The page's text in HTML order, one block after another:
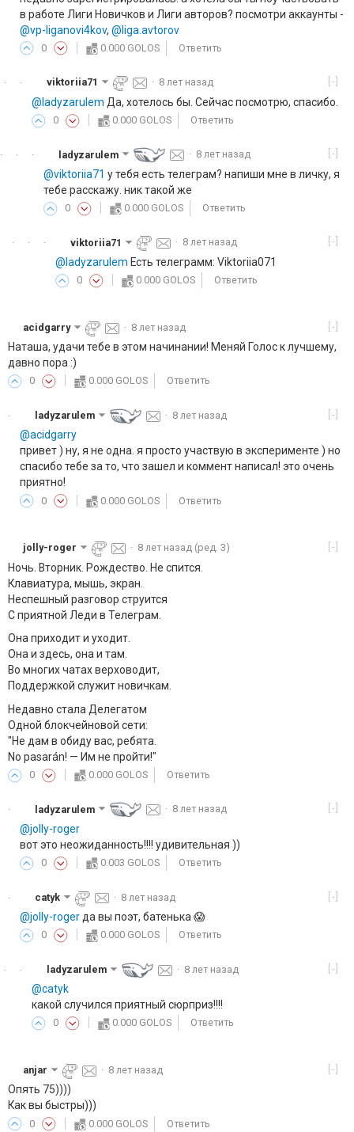
в работе Лиги Новичков и Лиги авторов? посмотри аккаунты -
@vp-liganovi4kov, @liga.avtorov
0 0.000 GOLOS Ответить
·
· [-]
viktoriia71 · 8 лет назад
@ladyzarulem Да, хотелось бы. Сейчас посмотрю, спасибо.
0 0.000 GOLOS Ответить
·
·
· [-]
ladyzarulem · 8 лет назад
@viktoriia71 у тебя есть телеграм? напиши мне в личку, я
тебе расскажу. ник такой же
0 0.000 GOLOS Ответить
·
·
· [-]
viktoriia71 · 8 лет назад
@ladyzarulem Есть телеграмм: Viktoriia071
0 0.000 GOLOS Ответить
[-]
acidgarry · 8 лет назад
Наташа, удачи тебе в этом начинании! Меняй Голос к лучшему,
давно пора :)
0 0.000 GOLOS Ответить
· [-]
ladyzarulem · 8 лет назад
@acidgarry
привет ) ну, я не одна. я просто участвую в эксперименте ) но
спасибо тебе за то, что зашел и коммент написал! это очень
приятно!
0 0.000 GOLOS Ответить
[-]
jolly-roger · 8 лет назад (ред. 3)
Ночь. Вторник. Рождество. Не спится.
Клавиатура, мышь, экран.
Неспешный разговор струится
С приятной Леди в Телеграм.
Она приходит и уходит.
Она и здесь, она и там.
Во многих чатах верховодит,
Поддержкой служит новичкам.
Недавно стала Делегатом
Одной блокчейновой сети:
"Не дам в обиду вас, ребята.
No pasarán! — Им не пройти!"
0 0.000 GOLOS Ответить
· [-]
ladyzarulem · 8 лет назад
@jolly-roger
вот это неожиданность!!!! удивительная ))
0 0.003 GOLOS Ответить
· [-]
catyk · 8 лет назад
@jolly-roger да вы поэт, батенька 😱
0 0.000 GOLOS Ответить
·
· [-]
ladyzarulem · 8 лет назад
@catyk
какой случился приятный сюрприз!!!!
0 0.000 GOLOS Ответить
[-]
anjar · 8 лет назад
Опять 75))))
Как вы быстры)))
0 0.000 GOLOS Ответить